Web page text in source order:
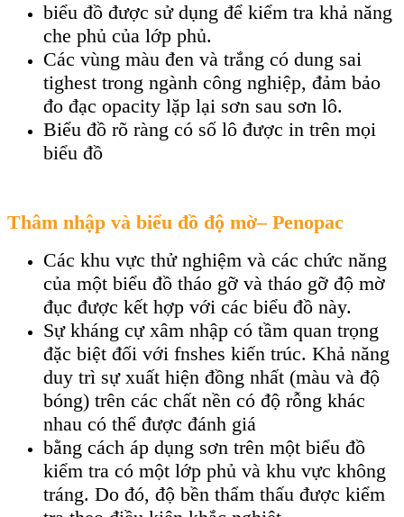
biểu đồ được sử dụng để kiểm tra khả năng
che phủ của lớp phủ.
Các vùng màu đen và trắng có dung sai
tighest trong ngành công nghiệp, đảm bảo
đo đạc opacity lặp lại sơn sau sơn lô.
Biểu đồ rõ ràng có số lô được in trên mọi
biểu đồ
Thâm nhập và biểu đồ độ mờ– Penopac
Các khu vực thử nghiệm và các chức năng
của một biểu đồ tháo gỡ và tháo gỡ độ mờ
đục được kết hợp với các biểu đồ này.
Sự kháng cự xâm nhập có tầm quan trọng
đặc biệt đối với fnshes kiến ​​trúc. Khả năng
duy trì sự xuất hiện đồng nhất (màu và độ
bóng) trên các chất nền có độ rỗng khác
nhau có thể được đánh giá
bằng cách áp dụng sơn trên một biểu đồ
kiểm tra có một lớp phủ và khu vực không
tráng. Do đó, độ bền thẩm thấu được kiểm